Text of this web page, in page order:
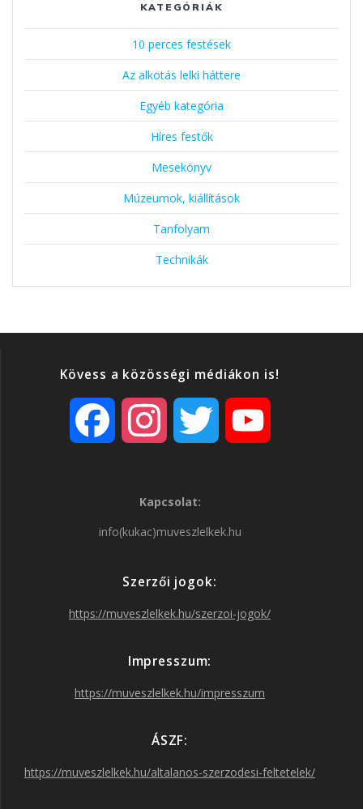
KATEGÓRIÁK
10 perces festések
Az alkotás lelki háttere
Egyéb kategória
Híres festők
Mesekönyv
Múzeumok, kiállítások
Tanfolyam
Technikák
Kövess a közösségi médiákon is!
o
s
r
a
m
r
Kapcsolat:
info(kukac)muveszlelkek.hu
Szerzői jogok:
https://muveszlelkek.hu/szerzoi-jogok/
Impresszum:
https://muveszlelkek.hu/impresszum
ÁSZF:
https://muveszlelkek.hu/altalanos-szerzodesi-feltetelek/